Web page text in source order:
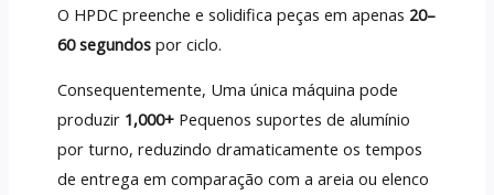
O HPDC preenche e solidifica peças em apenas 20–
60 segundospor ciclo.
Consequentemente, Uma única máquina pode
produzir 1,000+Pequenos suportes de alumínio
por turno, reduzindo dramaticamente os tempos
de entrega em comparação com a areia ou elenco